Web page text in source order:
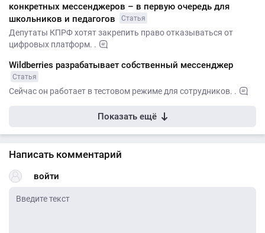
конкретных мессенджеров – в первую очередь для
школьников и педагогов
Статья
Депутаты КПРФ хотят закрепить право отказываться от
цифровых платформ. .
Wildberries разрабатывает собственный мессенджер
Статья
Сейчас он работает в тестовом режиме для сотрудников. .
Показать ещё
Написать комментарий
войти